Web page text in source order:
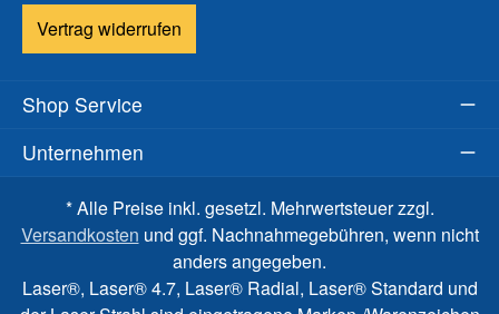
Vertrag widerrufen
Shop Service
Unternehmen
* Alle Preise inkl. gesetzl. Mehrwertsteuer zzgl.
Versandkosten und ggf. Nachnahmegebühren, wenn nicht
anders angegeben.
Laser®, Laser® 4.7, Laser® Radial, Laser® Standard und